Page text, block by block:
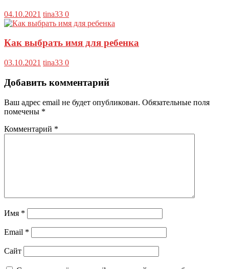
04.10.2021 tina33 0
Как выбрать имя для ребенка
03.10.2021 tina33 0
Добавить комментарий
Ваш адрес email не будет опубликован. Обязательные поля
помечены *
Комментарий *
Имя *
Email *
Сайт